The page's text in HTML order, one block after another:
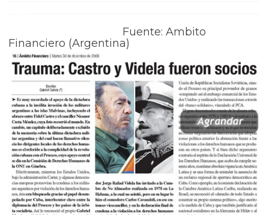
Fuente: Ambito
Financiero (Argentina)